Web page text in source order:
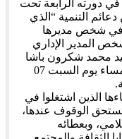
في دورته الرابعة تحت
التنمية “الذي
في شخص مديرها
المدير الإداري
محمد شكرون باشا
مدينة أولاد تايمة على فعاليات افتتاحه مساء يوم السبت 07
الذين اشتغلوا في
الوقوف عندها،
وبعطائه